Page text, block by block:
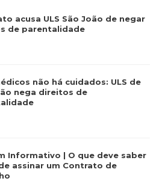
acusa ULS São João de negar
de parentalidade
não há cuidados: ULS de
nega direitos de
Informativo | O que deve saber
assinar um Contrato de